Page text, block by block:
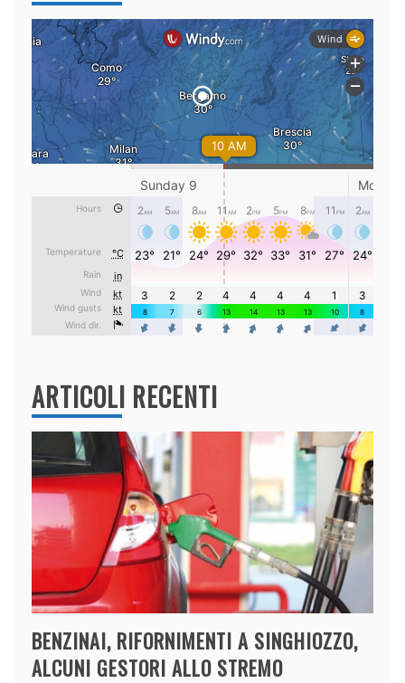
ARTICOLI RECENTI
BENZINAI, RIFORNIMENTI A SINGHIOZZO,
ALCUNI GESTORI ALLO STREMO